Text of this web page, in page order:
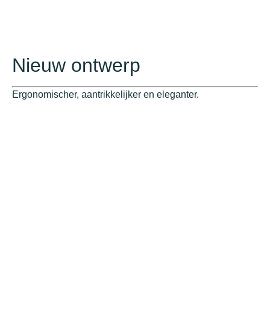
Nieuw ontwerp
Ergonomischer, aantrikkelijker en eleganter.